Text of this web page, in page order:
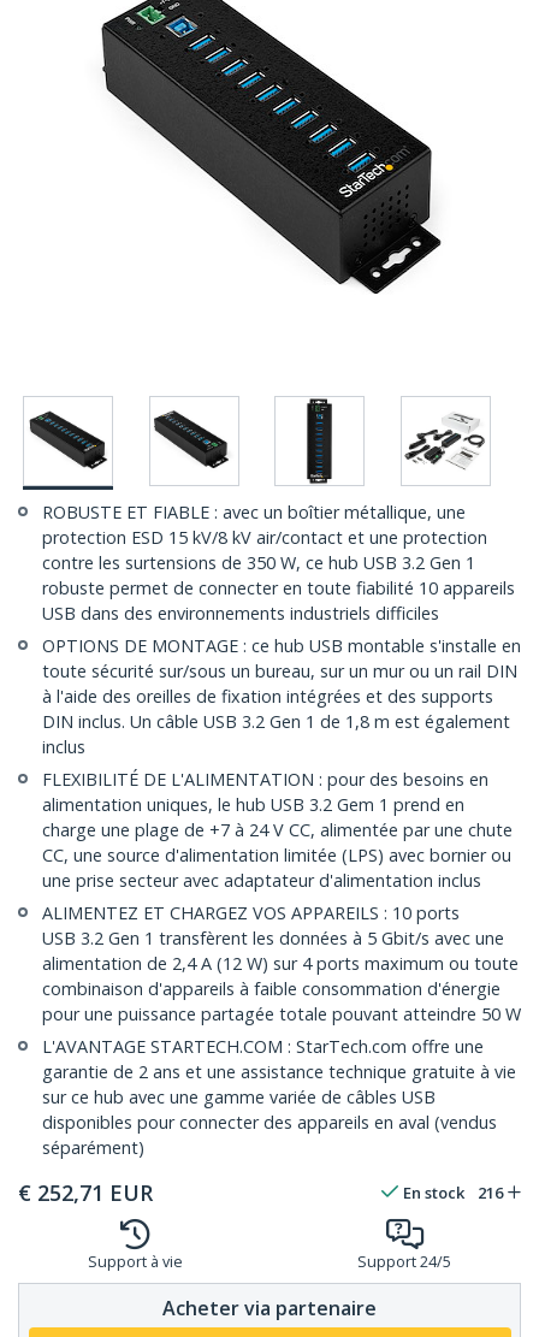
ROBUSTE ET FIABLE : avec un boîtier métallique, une
protection ESD 15 kV/8 kV air/contact et une protection
contre les surtensions de 350 W, ce hub USB 3.2 Gen 1
robuste permet de connecter en toute fiabilité 10 appareils
USB dans des environnements industriels difficiles
OPTIONS DE MONTAGE : ce hub USB montable s'installe en
toute sécurité sur/sous un bureau, sur un mur ou un rail DIN
à l'aide des oreilles de fixation intégrées et des supports
DIN inclus. Un câble USB 3.2 Gen 1 de 1,8 m est également
inclus
FLEXIBILITÉ DE L'ALIMENTATION : pour des besoins en
alimentation uniques, le hub USB 3.2 Gem 1 prend en
charge une plage de +7 à 24 V CC, alimentée par une chute
CC, une source d'alimentation limitée (LPS) avec bornier ou
une prise secteur avec adaptateur d'alimentation inclus
ALIMENTEZ ET CHARGEZ VOS APPAREILS : 10 ports
USB 3.2 Gen 1 transfèrent les données à 5 Gbit/s avec une
alimentation de 2,4 A (12 W) sur 4 ports maximum ou toute
combinaison d'appareils à faible consommation d'énergie
pour une puissance partagée totale pouvant atteindre 50 W
L'AVANTAGE STARTECH.COM : StarTech.com offre une
garantie de 2 ans et une assistance technique gratuite à vie
sur ce hub avec une gamme variée de câbles USB
disponibles pour connecter des appareils en aval (vendus
séparément)
€ 252,71 EUR En stock 216
Support à vie Support 24/5
Acheter via partenaire